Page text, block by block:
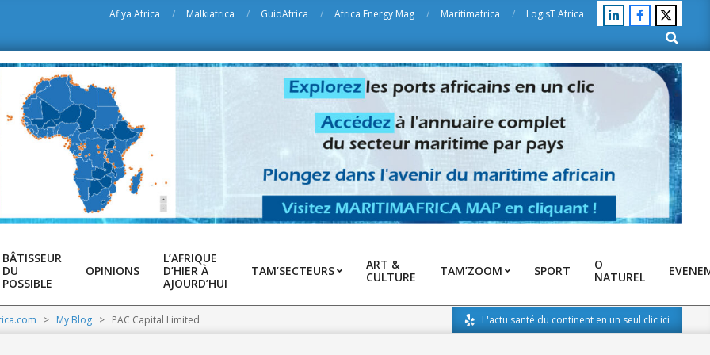
Afiya Africa Malkiafrica GuidAfrica Africa Energy Mag Maritimafrica
LogisT Africa
Search
BÂTISSEUR
DU
POSSIBLE
OPINIONS
L’AFRIQUE
D’HIER À
AJOURD’HUI
TAM’SECTEURS
ART &
CULTURE
TAM’ZOOM SPORT
O
NATUREL
> My Blog > PAC Capital Limited L'actu santé du continent en un seul clic ici